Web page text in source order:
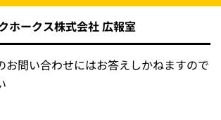
ホークス株式会社 広報室
お問い合わせにはお答えしかねますので